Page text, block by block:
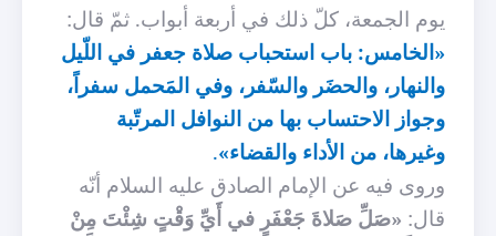
يوم الجمعة، كلّ ذلك في أربعة أبواب. ثمّ قال:
«الخامس: باب استحباب صلاة جعفر في اللّيل
والنهار، والحضَر والسّفر، وفي المَحمل سفراً،
وجواز الاحتساب بها من النوافل المرتّبة
وغيرها، من الأداء والقضاء».
وروى فيه عن الإمام الصادق عليه السلام أنّه
قال: «صَلِّ صَلاةَ جَعْفَرٍ في أَيِّ وَقْتٍ شِئْتَ مِنْ